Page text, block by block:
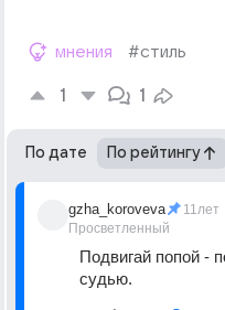
мнения #стиль
1 1
По дате По рейтингу
gzha_koroveva
Просветленный
11лет
Подвигай попой -
судью.